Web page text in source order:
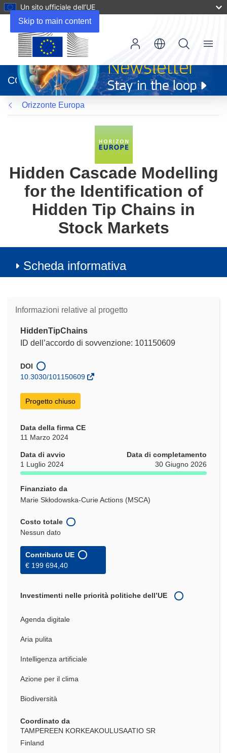
Skip to main content
Un sito ufficiale dell’UE
apre
in
una
nuova
finestra)
CORDIS
Menu
Orizzonte Europa
Hidden Cascade Modelling
for the Identification of
Hidden Tip Chains in
Stock Markets
Scheda informativa
Informazioni relative al progetto
HiddenTipChains
ID dell’accordo di sovvenzione: 101150609
DOI
10.3030/101150609
Progetto chiuso
Data della firma CE
11 Marzo 2024
Data di avvio
1 Luglio 2024
Data di completamento
30 Giugno 2026
Finanziato da
Marie Skłodowska-Curie Actions (MSCA)
Costo totale
Nessun dato
Contributo UE
€ 199 694,40
Investimenti nelle priorità politiche dell’UE
Agenda digitale
Aria pulita
Intelligenza artificiale
Azione per il clima
Biodiversità
Coordinato da
TAMPEREEN KORKEAKOULUSAATIO SR
Finland